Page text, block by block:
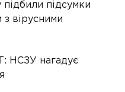
підбили підсумки
з вірусними
НСЗУ нагадує